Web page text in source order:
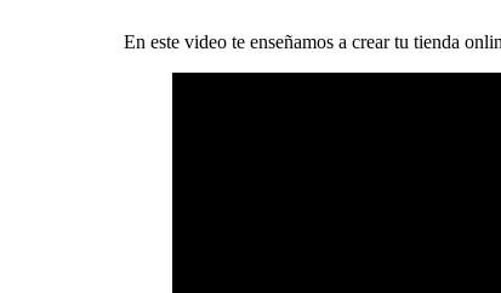
En este video te enseñamos a crear tu tienda